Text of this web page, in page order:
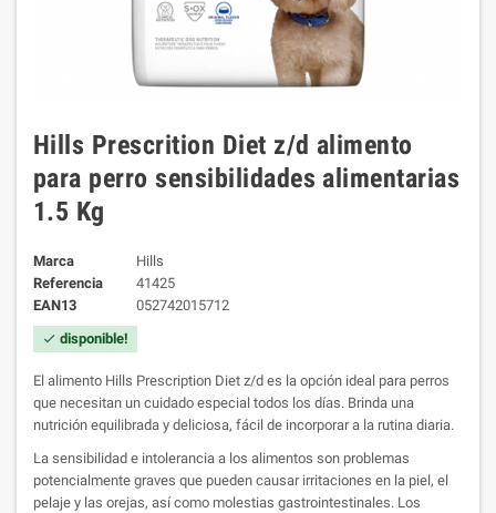
Hills Prescrition Diet z/d alimento
para perro sensibilidades alimentarias
1.5 Kg
Marca
Hills
Referencia
41425
EAN13
052742015712
check disponible!
El alimento Hills Prescription Diet z/d es la opción ideal para perros
que necesitan un cuidado especial todos los días. Brinda una
nutrición equilibrada y deliciosa, fácil de incorporar a la rutina diaria.
La sensibilidad e intolerancia a los alimentos son problemas
potencialmente graves que pueden causar irritaciones en la piel, el
pelaje y las orejas, así como molestias gastrointestinales. Los